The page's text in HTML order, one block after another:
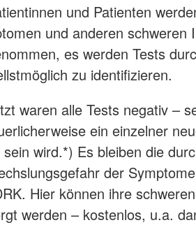
und Patienten
und anderen schweren
es werden Tests
zu identifizieren.
waren alle Tests negativ –
ein einzelner
sein wird.*) Es bleiben die
der
Hier können ihre
werden – kostenlos, u.a.